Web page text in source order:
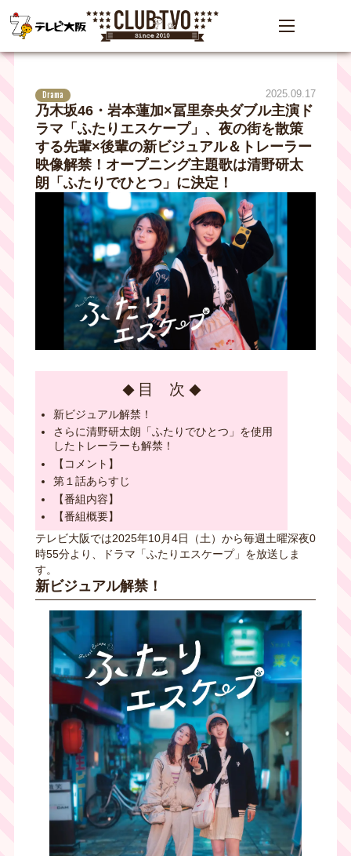
Drama 2025.09.17
乃木坂46・岩本蓮加×冨里奈央ダブル主演ド
ラマ「ふたりエスケープ」、夜の街を散策
する先輩×後輩の新ビジュアル＆トレーラー
映像解禁！オープニング主題歌は清野研太
朗「ふたりでひとつ」に決定！
目 次
新ビジュアル解禁！
さらに清野研太朗「ふたりでひとつ」を使用
したトレーラーも解禁！
【コメント】
第１話あらすじ
【番組内容】
【番組概要】
テレビ大阪では2025年10月4日（土）から毎週土曜深夜0
時55分より、ドラマ「ふたりエスケープ」を放送しま
す。
新ビジュアル解禁！